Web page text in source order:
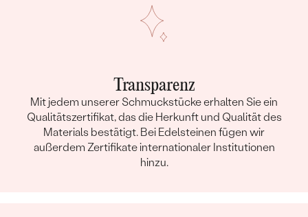
4 mm
Salt and Pepper (Grau)
Natürlich
Transparenz
Mit jedem unserer Schmuckstücke erhalten Sie ein
Qualitätszertifikat, das die Herkunft und Qualität des
Materials bestätigt. Bei Edelsteinen fügen wir
außerdem Zertifikate internationaler Institutionen
hinzu.